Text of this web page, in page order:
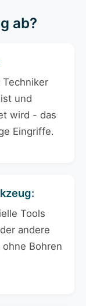
ab?
und
wird - das
Eingriffe.
Tools
andere
Bohren